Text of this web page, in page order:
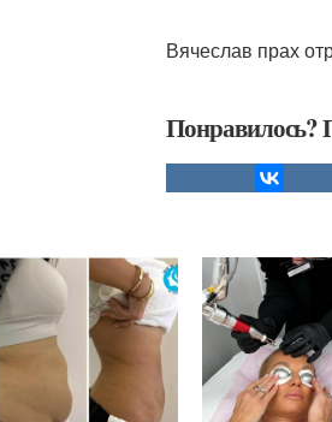
Вячеслав прах
Понравилось?